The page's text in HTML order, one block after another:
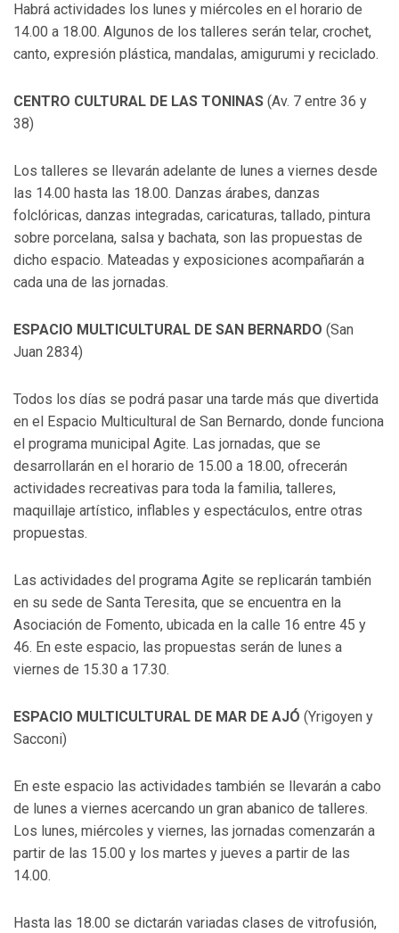
Habrá actividades los lunes y miércoles en el horario de
14.00 a 18.00. Algunos de los talleres serán telar, crochet,
canto, expresión plástica, mandalas, amigurumi y reciclado.
CENTRO CULTURAL DE LAS TONINAS (Av. 7 entre 36 y
38)
Los talleres se llevarán adelante de lunes a viernes desde
las 14.00 hasta las 18.00. Danzas árabes, danzas
folclóricas, danzas integradas, caricaturas, tallado, pintura
sobre porcelana, salsa y bachata, son las propuestas de
dicho espacio. Mateadas y exposiciones acompañarán a
cada una de las jornadas.
ESPACIO MULTICULTURAL DE SAN BERNARDO (San
Juan 2834)
Todos los días se podrá pasar una tarde más que divertida
en el Espacio Multicultural de San Bernardo, donde funciona
el programa municipal Agite. Las jornadas, que se
desarrollarán en el horario de 15.00 a 18.00, ofrecerán
actividades recreativas para toda la familia, talleres,
maquillaje artístico, inflables y espectáculos, entre otras
propuestas.
Las actividades del programa Agite se replicarán también
en su sede de Santa Teresita, que se encuentra en la
Asociación de Fomento, ubicada en la calle 16 entre 45 y
46. En este espacio, las propuestas serán de lunes a
viernes de 15.30 a 17.30.
ESPACIO MULTICULTURAL DE MAR DE AJÓ (Yrigoyen y
Sacconi)
En este espacio las actividades también se llevarán a cabo
de lunes a viernes acercando un gran abanico de talleres.
Los lunes, miércoles y viernes, las jornadas comenzarán a
partir de las 15.00 y los martes y jueves a partir de las
14.00.
Hasta las 18.00 se dictarán variadas clases de vitrofusión,